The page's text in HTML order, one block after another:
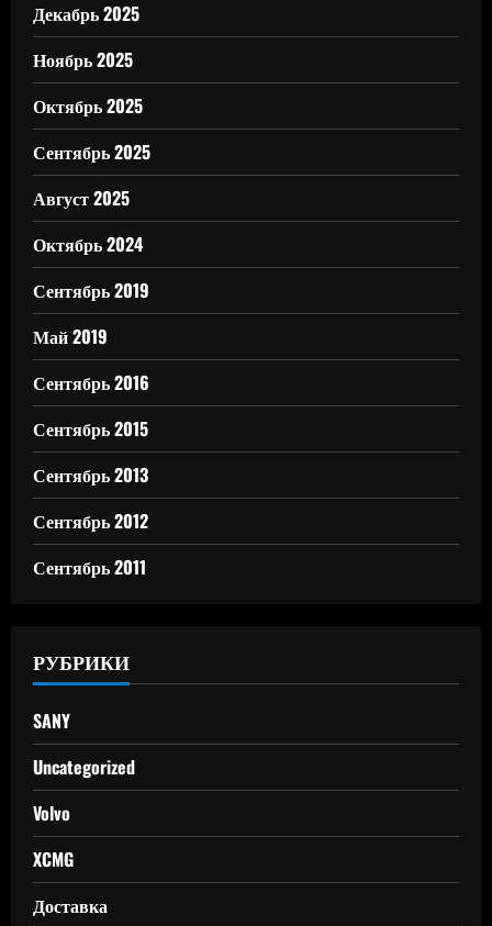
Декабрь 2025
Ноябрь 2025
Октябрь 2025
Сентябрь 2025
Август 2025
Октябрь 2024
Сентябрь 2019
Май 2019
Сентябрь 2016
Сентябрь 2015
Сентябрь 2013
Сентябрь 2012
Сентябрь 2011
РУБРИКИ
SANY
Uncategorized
Volvo
XCMG
Доставка